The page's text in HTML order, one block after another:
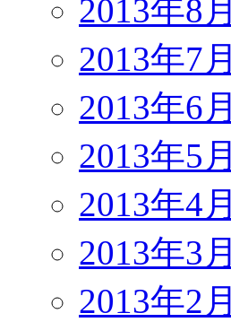
2013年8月
2013年7月
2013年6月
2013年5月
2013年4月
2013年3月
2013年2月